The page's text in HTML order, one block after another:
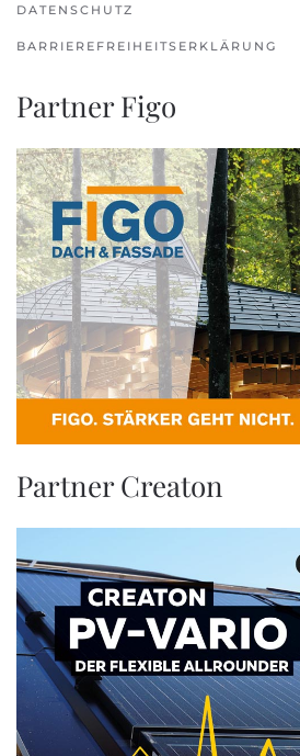
DATENSCHUTZ
BARRIEREFREIHEITSERKLÄRUNG
Partner Figo
Partner Creaton